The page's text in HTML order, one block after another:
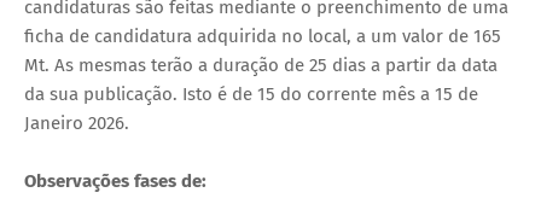
candidaturas são feitas mediante o preenchimento de uma
ficha de candidatura adquirida no local, a um valor de 165
Mt. As mesmas terão a duração de 25 dias a partir da data
da sua publicação. Isto é de 15 do corrente mês a 15 de
Janeiro 2026.
Observações fases de: